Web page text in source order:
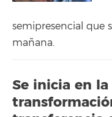
semipresencial que
mañana.
Se inicia en la